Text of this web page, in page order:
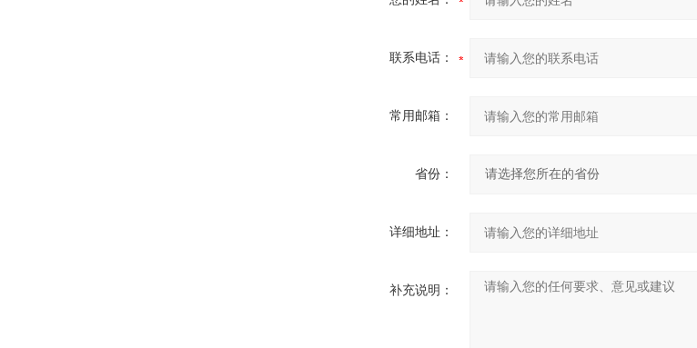
联系电话：
常用邮箱：
省份：
详细地址：
补充说明：